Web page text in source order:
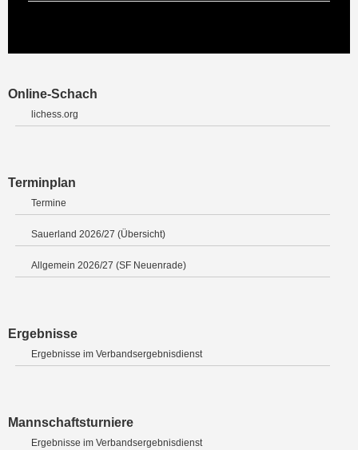
Online-Schach
lichess.org
Terminplan
Termine
Sauerland 2026/27 (Übersicht)
Allgemein 2026/27 (SF Neuenrade)
Ergebnisse
Ergebnisse im Verbandsergebnisdienst
Mannschaftsturniere
Ergebnisse im Verbandsergebnisdienst